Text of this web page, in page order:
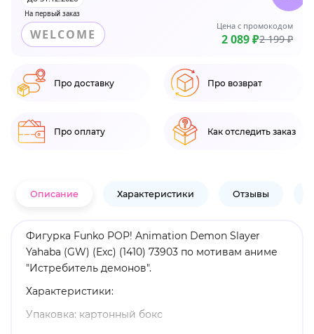
На первый заказ
WELCOME
Цена с промокодом
2 089 ₽2 199 ₽
Про доставку Про возврат
Про оплату Как отследить заказ
Описание Характеристики Отзывы
Фигурка Funko POP! Animation Demon Slayer
Yahaba (GW) (Exc) (1410) 73903 по мотивам аниме
"Истребитель демонов".
Характеристики:
Упаковка: картонный бокс